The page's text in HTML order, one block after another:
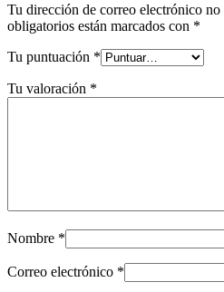
Tu dirección de correo electrónico no
obligatorios están marcados con *
Tu puntuación *
Tu valoración *
Nombre *
Correo electrónico *